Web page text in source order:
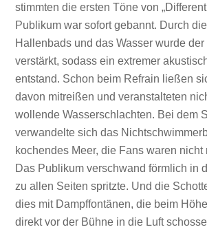
stimmten die ersten Töne von
Publikum war sofort gebannt. Durch
Hallenbads und das Wasser wurde
verstärkt, sodass ein extremer
entstand. Schon beim Refrain ließen
davon mitreißen und veranstalteten
wollende Wasserschlachten. Bei dem
verwandelte sich das
kochendes Meer, die Fans waren nicht
Das Publikum verschwand förmlich in
zu allen Seiten spritzte. Und die
dies mit Dampffontänen, die beim
direkt vor der Bühne in die Luft